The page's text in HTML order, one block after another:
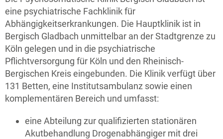
eine psychiatrische Fachklinik für
Abhängigkeitserkrankungen. Die Hauptklinik ist in
Bergisch Gladbach unmittelbar an der Stadtgrenze zu
Köln gelegen und in die psychiatrische
Pflichtversorgung für Köln und den Rheinisch-
Bergischen Kreis eingebunden. Die Klinik verfügt über
131 Betten, eine Institutsambulanz sowie einen
komplementären Bereich und umfasst:
eine Abteilung zur qualifizierten stationären
Akutbehandlung Drogenabhängiger mit drei